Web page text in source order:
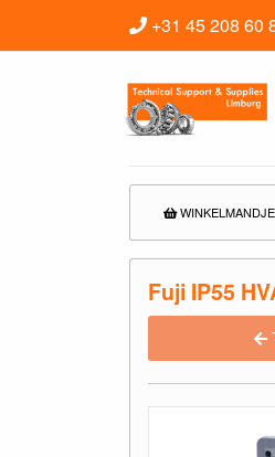
+31 45 208 60
Fuji IP55